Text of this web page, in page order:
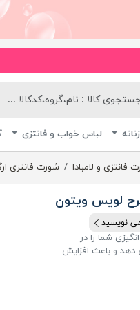
به
لباس خواب و فانتزی
فانتزی و لامبادا شورت فانتزی
طرح لویس ویتون
می نویسید
شما را در
و باعث افزایش